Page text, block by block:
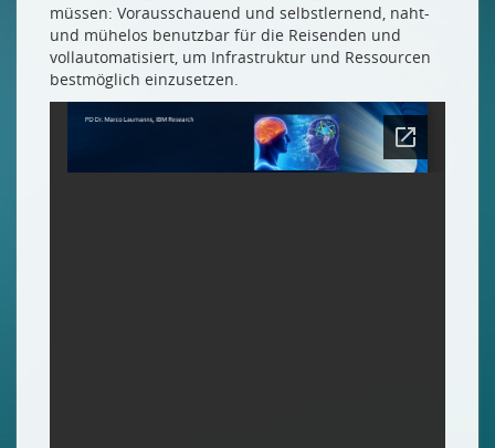
müssen: Vorausschauend und selbstlernend, naht-
und mühelos benutzbar für die Reisenden und
vollautomatisiert, um Infrastruktur und Ressourcen
bestmöglich einzusetzen.